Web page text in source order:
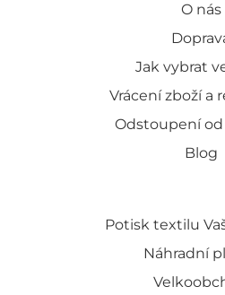
O nás
Jak vybrat
Vrácení zboží a
Odstoupení
Blog
Potisk textilu
Náhradní